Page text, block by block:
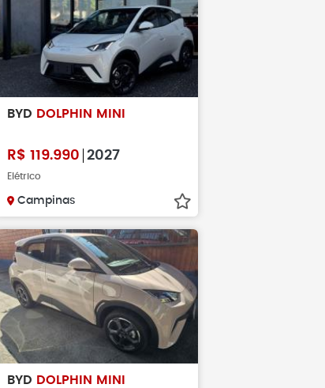
BYD DOLPHIN MINI
R$ 119.990 2027
Elétrico
Campinas
BYD DOLPHIN MINI